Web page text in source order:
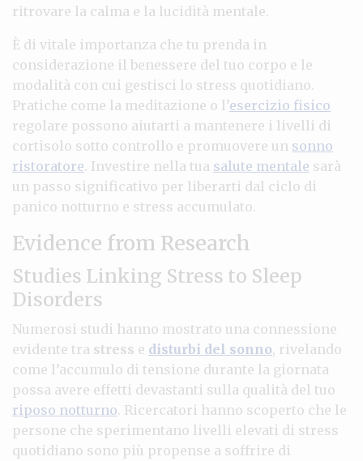
ritrovare la calma e la lucidità mentale.
È di vitale importanza che tu prenda in
considerazione il benessere del tuo corpo e le
modalità con cui gestisci lo stress quotidiano.
Pratiche come la meditazione o l’esercizio fisico
regolare possono aiutarti a mantenere i livelli di
cortisolo sotto controllo e promuovere un sonno
ristoratore. Investire nella tua salute mentale sarà
un passo significativo per liberarti dal ciclo di
panico notturno e stress accumulato.
Evidence from Research
Studies Linking Stress to Sleep
Disorders
Numerosi studi hanno mostrato una connessione
evidente tra stress e disturbi del sonno, rivelando
come l’accumulo di tensione durante la giornata
possa avere effetti devastanti sulla qualità del tuo
riposo notturno. Ricercatori hanno scoperto che le
persone che sperimentano livelli elevati di stress
quotidiano sono più propense a soffrire di